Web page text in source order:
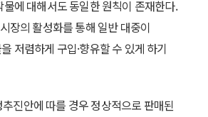
에 대해서도 동일한 원칙이 존재한다.
장의 활성화를 통해 일반 대중이
저렴하게 구입·향유할 수 있게 하기
진안에 따를 경우 정상적으로 판매된